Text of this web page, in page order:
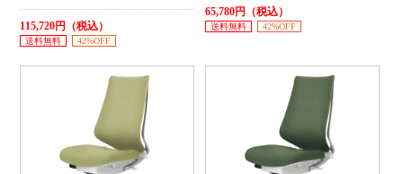
115,720円（税込）
送料無料 42%OFF
65,780円（税込）
送料無料 42%OFF